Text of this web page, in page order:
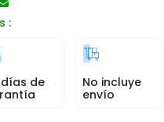
:
de
No incluye
envío